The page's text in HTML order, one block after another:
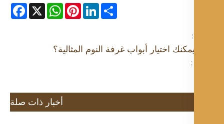
Facebook X
WhatsAppPinterestLinkedIn
اختيار أبواب غرفة النوم المثالية؟
أخبار ذات صلة